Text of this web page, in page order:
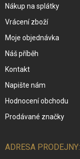
Nákup na splátky
Vrácení zboží
Moje objednávka
Náš příběh
Kontakt
Napište nám
Hodnocení obchodu
Prodávané značky
ADRESA PRODEJNY: